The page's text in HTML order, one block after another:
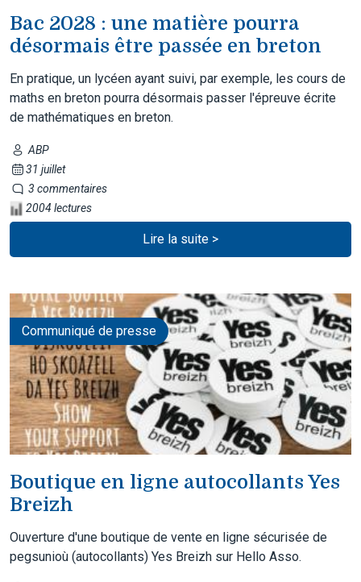
Bac 2028 : une matière pourra
désormais être passée en breton
En pratique, un lycéen ayant suivi, par exemple, les cours de
maths en breton pourra désormais passer l'épreuve écrite
de mathématiques en breton.
ABP
31 juillet
3 commentaires
2004 lectures
Lire la suite >
Communiqué de presse
Boutique en ligne autocollants Yes
Breizh
Ouverture d'une boutique de vente en ligne sécurisée de
pegsunioù (autocollants) Yes Breizh sur Hello Asso.